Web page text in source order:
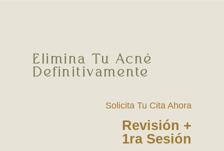
Elimina Tu Acné
Definitivamente
Solicita Tu Cita Ahora
Revisión +
1ra Sesión